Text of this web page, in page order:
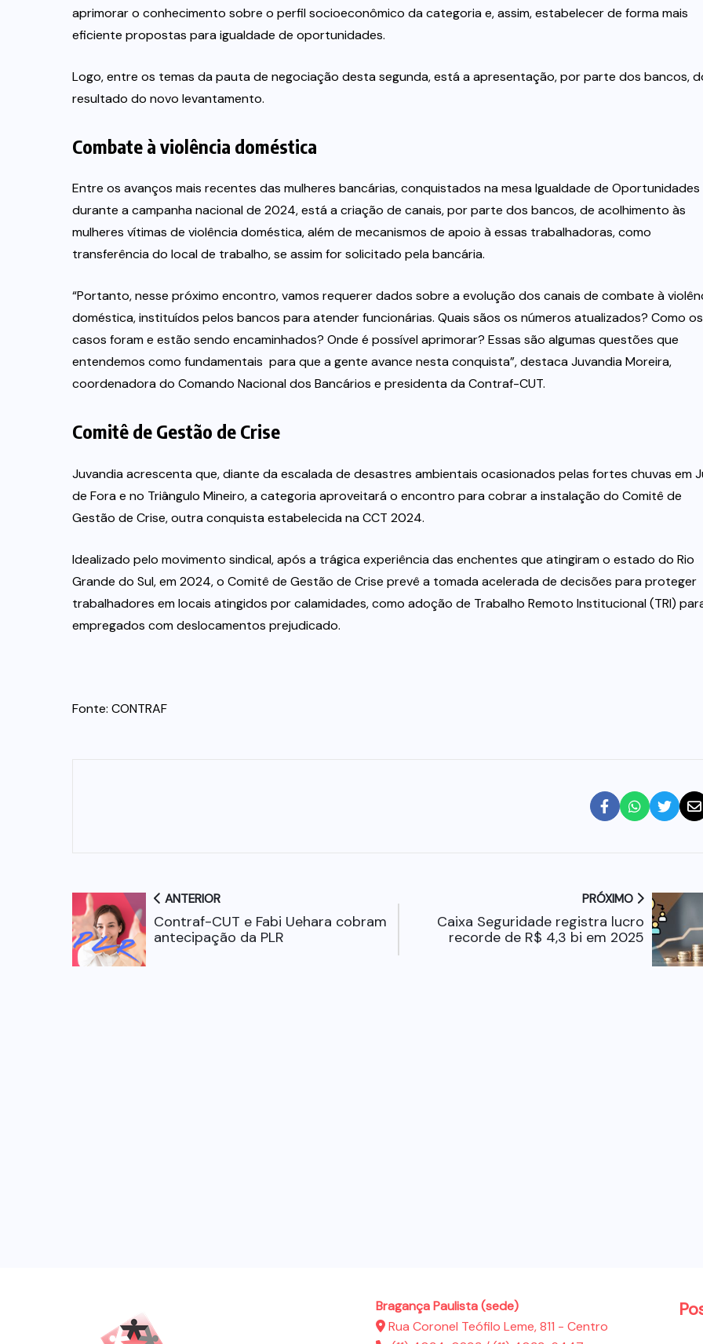
aprimorar o conhecimento sobre o perfil socioeconômico da categoria e, assim, estabelecer de forma mais
eficiente propostas para igualdade de oportunidades.
Logo, entre os temas da pauta de negociação desta segunda, está a apresentação, por parte dos bancos,
resultado do novo levantamento.
Combate à violência doméstica
Entre os avanços mais recentes das mulheres bancárias, conquistados na mesa Igualdade de Oportunidades
durante a campanha nacional de 2024, está a criação de canais, por parte dos bancos, de acolhimento às
mulheres vítimas de violência doméstica, além de mecanismos de apoio à essas trabalhadoras, como
transferência do local de trabalho, se assim for solicitado pela bancária.
“Portanto, nesse próximo encontro, vamos requerer dados sobre a evolução dos canais de combate à
doméstica, instituídos pelos bancos para atender funcionárias. Quais sãos os números atualizados? Como os
casos foram e estão sendo encaminhados? Onde é possível aprimorar? Essas são algumas questões que
entendemos como fundamentais para que a gente avance nesta conquista”, destaca Juvandia Moreira,
coordenadora do Comando Nacional dos Bancários e presidenta da Contraf-CUT.
Comitê de Gestão de Crise
Juvandia acrescenta que, diante da escalada de desastres ambientais ocasionados pelas fortes chuvas em
de Fora e no Triângulo Mineiro, a categoria aproveitará o encontro para cobrar a instalação do Comitê de
Gestão de Crise, outra conquista estabelecida na CCT 2024.
Idealizado pelo movimento sindical, após a trágica experiência das enchentes que atingiram o estado do Rio
Grande do Sul, em 2024, o Comitê de Gestão de Crise prevê a tomada acelerada de decisões para proteger
trabalhadores em locais atingidos por calamidades, como adoção de Trabalho Remoto Institucional (TRI)
empregados com deslocamentos prejudicado.
Fonte: CONTRAF
ANTERIOR
Contraf-CUT e Fabi Uehara cobram
antecipação da PLR
PRÓXIMO
Caixa Seguridade registra lucro
recorde de R$ 4,3 bi em 2025
Bragança Paulista (sede)
Rua Coronel Teófilo Leme, 811 - Centro